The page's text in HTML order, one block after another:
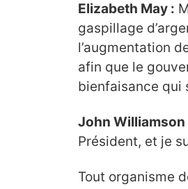
Elizabeth May :
gaspillage
l’augmentation
afin que le
bienfaisance qui
John Williamson
Président, et je
Tout organisme